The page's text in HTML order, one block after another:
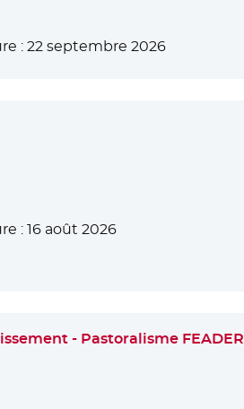
:22 septembre 2026
:16 août 2026
- Pastoralisme FEADER